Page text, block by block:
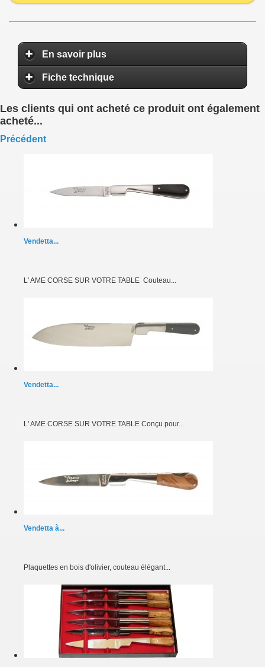
En savoir plus
Fiche technique
Les clients qui ont acheté ce produit ont également
acheté...
Précédent
Vendetta...
L' AME CORSE SUR VOTRE TABLE Couteau...
Vendetta...
L' AME CORSE SUR VOTRE TABLE Conçu pour...
Vendetta à...
Plaquettes en bois d'olivier, couteau élégant...